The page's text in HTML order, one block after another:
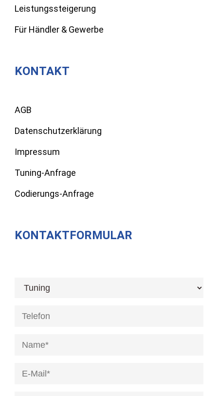
Leistungssteigerung
Für Händler & Gewerbe
KONTAKT
AGB
Datenschutzerklärung
Impressum
Tuning-Anfrage
Codierungs-Anfrage
KONTAKTFORMULAR